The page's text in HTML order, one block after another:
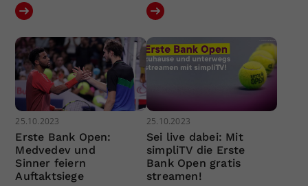
25.10.2023
Erste Bank Open:
Medvedev und
Sinner feiern
Auftaktsiege
25.10.2023
Sei live dabei: Mit
simpliTV die Erste
Bank Open gratis
streamen!